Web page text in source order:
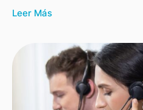
Leer Más